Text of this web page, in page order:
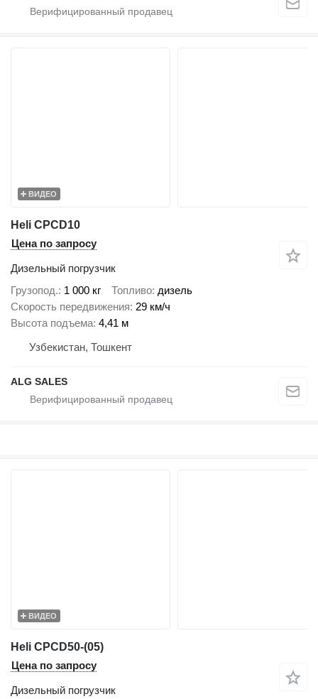
ВИДЕО
Heli CPCD10
Цена по запросу
Дизельный погрузчик
Грузопод. 1 000 кг Топливо дизель
Скорость передвижения 29 км/ч
Высота подъема 4,41 м
Узбекистан, Тошкент
ALG SALES
ВИДЕО
Heli CPCD50-(05)
Цена по запросу
Дизельный погрузчик